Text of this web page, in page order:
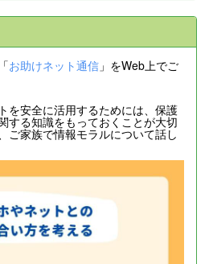
お助けネット通信 」をWeb上でご
を安全に活用するためには、保護
する知識をもっておくことが大切
ご家族で情報モラルについて話し